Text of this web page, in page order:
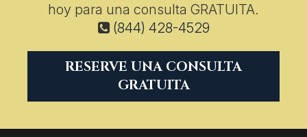
hoy para una consulta GRATUITA.
(844) 428-4529
RESERVE UNA CONSULTA
GRATUITA